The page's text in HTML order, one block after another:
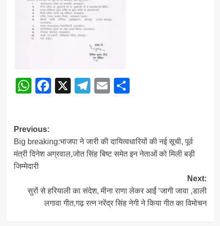
WhatsApp
Facebook
X Telegram
EmailShare
Post
navigation
Previous:
Big breaking:भाजपा ने जारी की दायित्वधारियों की नई सूची, पूर्व
मंत्री दिनेश अग्रवाल,जोत सिंह बिष्ट समेत इन नेताओं को मिली बड़ी
जिम्मेदारी
Next:
सुरों से हरियाली का संदेश, मीना राणा लेकर आईं ‘जागी जावा ,डाली
लगावा गीत,गढ़ रत्न नरेंद्र सिंह नेगी ने किया गीत का विमोचन